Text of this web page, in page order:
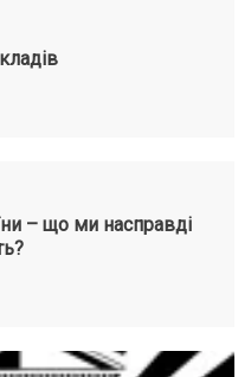
– що ми насправді